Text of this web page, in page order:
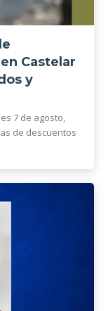
Castelar
y
7 de agosto,
de descuentos